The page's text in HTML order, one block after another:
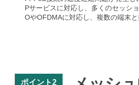
Pサービスに対応し、多くのセッシ
OやOFDMAに対応し、複数の端末
ポイント2